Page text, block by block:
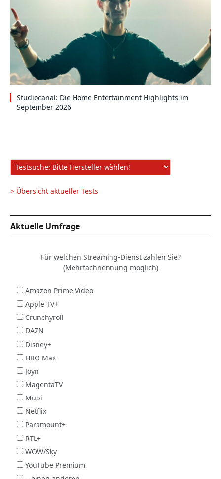
Studiocanal: Die Home Entertainment Highlights im
September 2026
> Übersicht aktueller Tests
Aktuelle Umfrage
Für welchen Streaming-Dienst zahlen Sie?
(Mehrfachnennung möglich)
Amazon Prime Video
Apple TV+
Crunchyroll
DAZN
Disney+
HBO Max
Joyn
MagentaTV
Mubi
Netflix
Paramount+
RTL+
WOW/Sky
YouTube Premium